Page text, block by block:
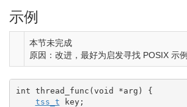
示例
本节未完成
原因：改进，最好为启发寻找 POSIX 示例
int thread_func (void *arg )
{
tss_t key;